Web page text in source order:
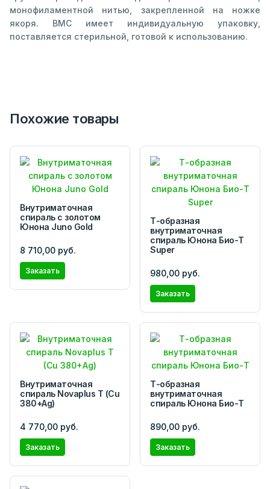
монофиламентной нитью, закрепленной на ножке
якоря. ВМС имеет индивидуальную упаковку,
поставляется стерильной, готовой к использованию.
Похожие товары
Внутриматочная
спираль с золотом
Юнона Juno Gold
8 710,00 руб.
Заказать
Т-образная
внутриматочная
спираль Юнона Био-Т
Super
980,00 руб.
Заказать
Внутриматочная
спираль Novaplus T (Cu
380+Ag)
4 770,00 руб.
Заказать
Т-образная
внутриматочная
спираль Юнона Био-Т
890,00 руб.
Заказать